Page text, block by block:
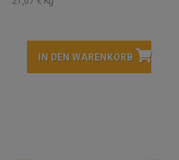
IN DEN WARENKORB